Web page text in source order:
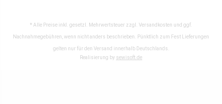
* Alle Preise inkl. gesetzl. Mehrwertsteuer zzgl. Versandkosten und ggf.
Nachnahmegebühren, wenn nicht anders beschrieben. Pünktlich zum Fest Lieferungen
gelten nur für den Versand innerhalb Deutschlands.
Realisierung by sewisoft.de